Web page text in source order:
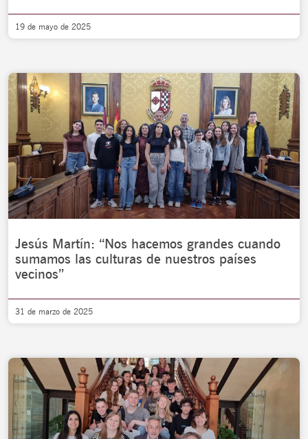
19 de mayo de 2025
Jesús Martín: “Nos hacemos grandes cuando
sumamos las culturas de nuestros países
vecinos”
31 de marzo de 2025